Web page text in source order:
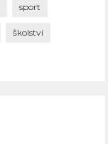
sport
školství